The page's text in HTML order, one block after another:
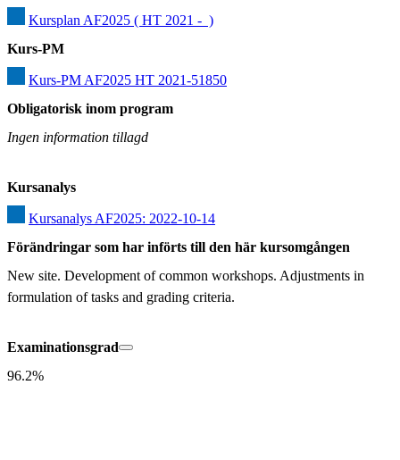
Kursplan AF2025 ( HT 2021 -  )
Kurs-PM
Kurs-PM AF2025 HT 2021-51850
Obligatorisk inom program
Ingen information tillagd
Kursanalys
Kursanalys AF2025: 2022-10-14
Förändringar som har införts till den här kursomgången
New site. Development of common workshops. Adjustments in
formulation of tasks and grading criteria.
Examinationsgrad
96.2%